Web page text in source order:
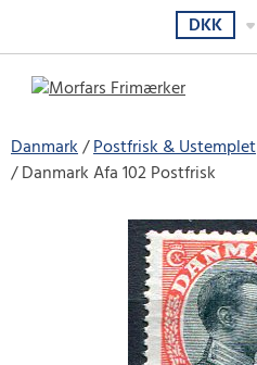
DKK
Danmark Postfrisk & Ustemplet
Danmark Afa 102 Postfrisk